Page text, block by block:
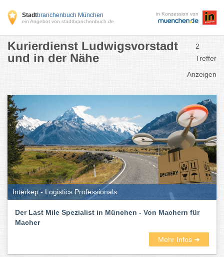
Stadtbranchenbuch München
ein Angebot von stadtbranchenbuch.de
in Konzession von
Kurierdienst Ludwigsvorstadt
und in der Nähe
2
Treffer
Anzeigen
Interkep - Logistics Professionals
Der Last Mile Spezialist in München - Von Machern für
Macher
Mehr Infos ➜